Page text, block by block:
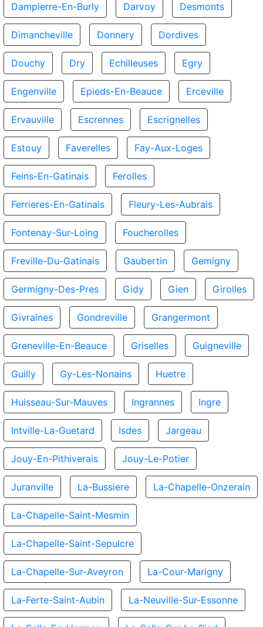
Dampierre-En-Burly Darvoy Desmonts
Dimancheville Donnery Dordives
Douchy Dry Echilleuses Egry
Engenville Epieds-En-Beauce Erceville
Ervauville Escrennes Escrignelles
Estouy Faverelles Fay-Aux-Loges
Feins-En-Gatinais Ferolles
Ferrieres-En-Gatinais Fleury-Les-Aubrais
Fontenay-Sur-Loing Foucherolles
Freville-Du-Gatinais Gaubertin Gemigny
Germigny-Des-Pres Gidy Gien Girolles
Givraines Gondreville Grangermont
Greneville-En-Beauce Griselles Guigneville
Guilly Gy-Les-Nonains Huetre
Huisseau-Sur-Mauves Ingrannes Ingre
Intville-La-Guetard Isdes Jargeau
Jouy-En-Pithiverais Jouy-Le-Potier
Juranville La-Bussiere La-Chapelle-Onzerain
La-Chapelle-Saint-Mesmin
La-Chapelle-Saint-Sepulcre
La-Chapelle-Sur-Aveyron La-Cour-Marigny
La-Ferte-Saint-Aubin La-Neuville-Sur-Essonne